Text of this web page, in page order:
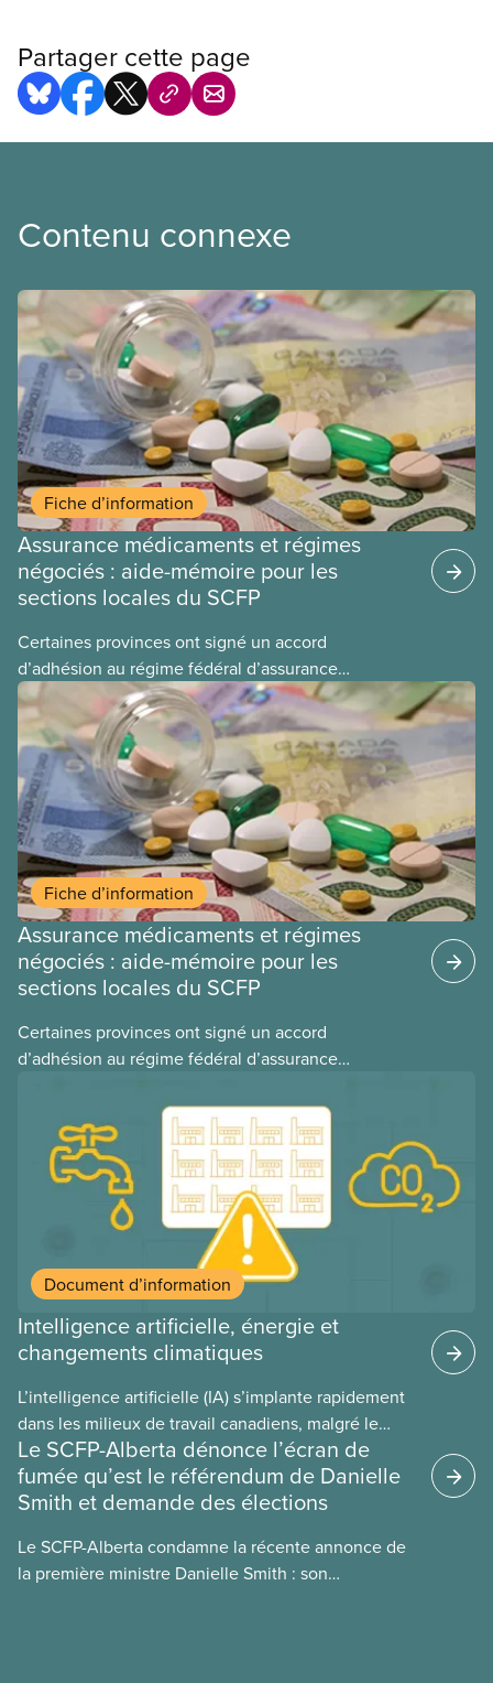
Partager cette page
Contenu connexe
Fiche d’information
Assurance médicaments et régimes
négociés : aide-mémoire pour les
sections locales du SCFP
Certaines provinces ont signé un accord
d’adhésion au régime fédéral d’assurance
médicaments. Les sections locales du SCFP dans
ces provinces s’interrogent sur l’incidence que ce
régime pourrait avoir sur leurs avantages
sociaux actuels.
Fiche d’information
Assurance médicaments et régimes
négociés : aide-mémoire pour les
sections locales du SCFP
Certaines provinces ont signé un accord
d’adhésion au régime fédéral d’assurance
ces provinces s’interrogent sur l’incidence que ce
régime pourrait avoir sur leurs avantages
sociaux actuels.
Document d’information
Intelligence artificielle, énergie et
changements climatiques
L’intelligence artificielle (IA) s’implante rapidement
dans les milieux de travail canadiens, malgré le
manque de lois et de règlements pour l’encadrer et
de tests menés en amont. Le présent document
d’information porte sur la consommation
environnementales, le rôle du secteur privé dans
l’intensification de ces conséquences et les
Le SCFP-Alberta dénonce l’écran de
fumée qu’est le référendum de Danielle
Smith et demande des élections
Le SCFP-Alberta condamne la récente annonce de
la première ministre Danielle Smith : son